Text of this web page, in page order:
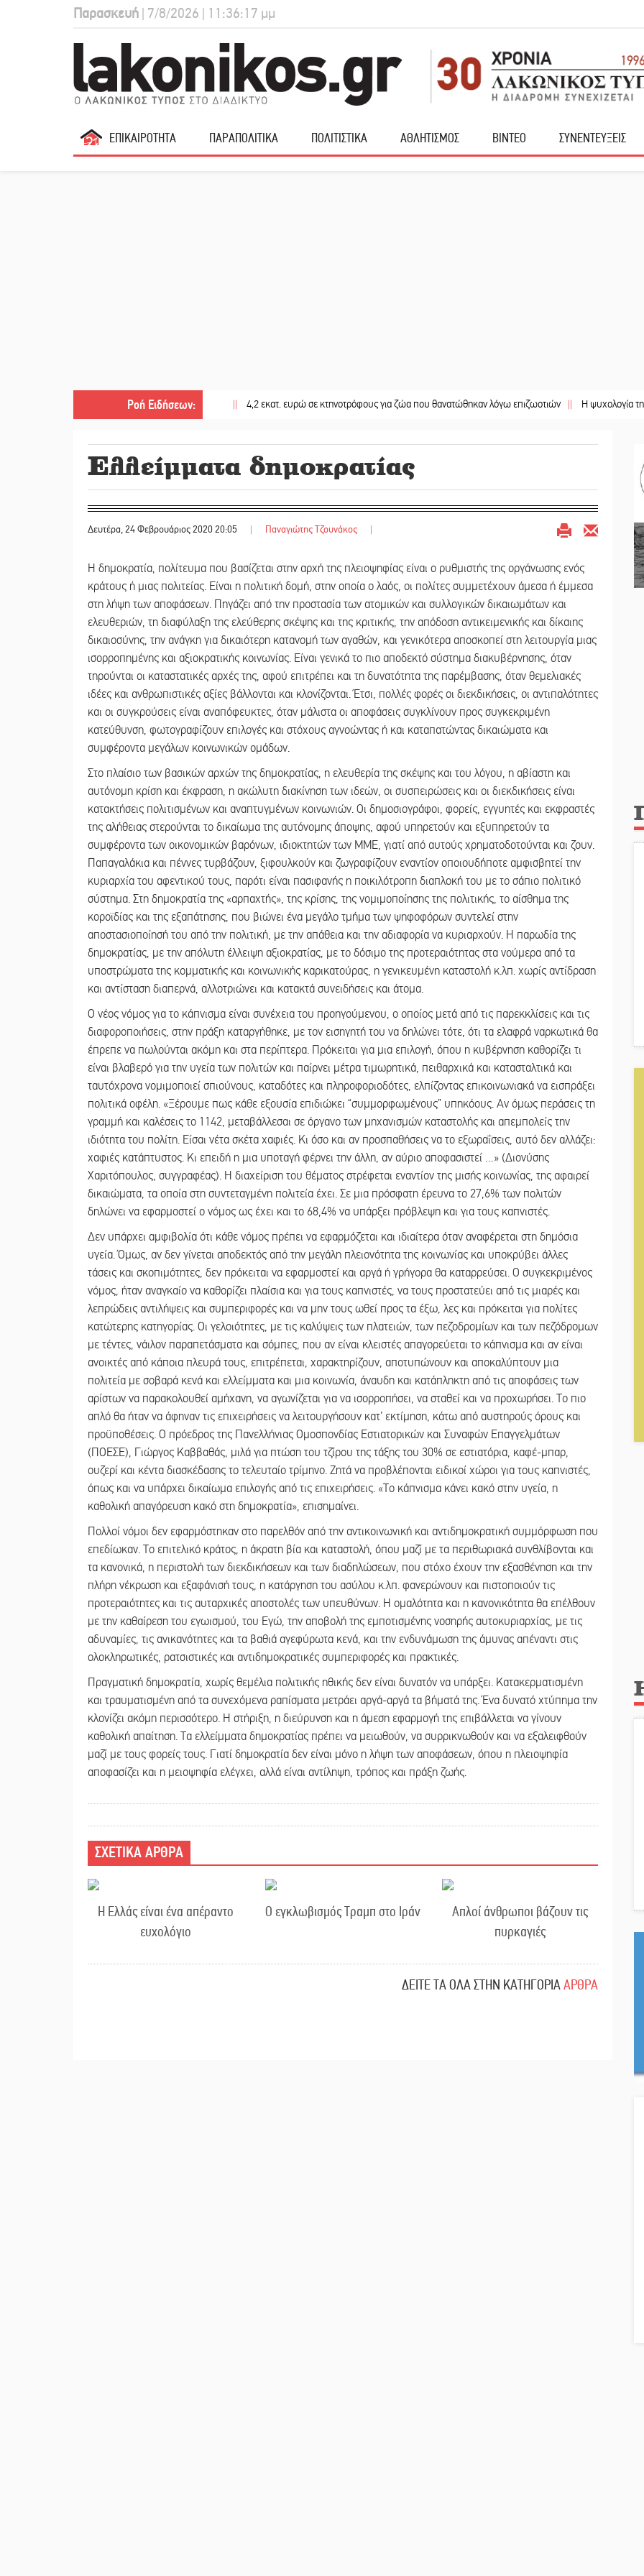
Παρασκευή | 7/8/2026 | 11:36:18 μμ
ΕΠΙΚΑΙΡΟΤΗΤΑ ΠΑΡΑΠΟΛΙΤΙΚΑ ΠΟΛΙΤΙΣΤΙΚΑ ΑΘΛΗΤΙΣΜΟΣ ΒΙΝΤΕΟ ΣΥΝΕΝΤΕΥΞΕΙΣ
Ροή Ειδήσεων:
|| 4,2 εκατ. ευρώ σε κτηνοτρόφους για ζώα που θανατώθηκαν λόγω επιζωοτιών || Η ψυχολογία της
Ελλείμματα δημοκρατίας
Δευτέρα, 24 Φεβρουάριος 2020 20:05 | Παναγιώτης Τζουνάκος |
Η δημοκρατία, πολίτευμα που βασίζεται στην αρχή της πλειοψηφίας είναι ο ρυθμιστής της οργάνωσης ενός
κράτους ή μιας πολιτείας. Είναι η πολιτική δομή, στην οποία ο λαός, οι πολίτες συμμετέχουν άμεσα ή έμμεσα
στη λήψη των αποφάσεων. Πηγάζει από την προστασία των ατομικών και συλλογικών δικαιωμάτων και
ελευθεριών, τη διαφύλαξη της ελεύθερης σκέψης και της κριτικής, την απόδοση αντικειμενικής και δίκαιης
δικαιοσύνης, την ανάγκη για δικαιότερη κατανομή των αγαθών, και γενικότερα αποσκοπεί στη λειτουργία μιας
ισορροπημένης και αξιοκρατικής κοινωνίας. Είναι γενικά το πιο αποδεκτό σύστημα διακυβέρνησης, όταν
τηρούνται οι καταστατικές αρχές της, αφού επιτρέπει και τη δυνατότητα της παρέμβασης, όταν θεμελιακές
ιδέες και ανθρωπιστικές αξίες βάλλονται και κλονίζονται. Έτσι, πολλές φορές οι διεκδικήσεις, οι αντιπαλότητες
και οι συγκρούσεις είναι αναπόφευκτες, όταν μάλιστα οι αποφάσεις συγκλίνουν προς συγκεκριμένη
κατεύθυνση, φωτογραφίζουν επιλογές και στόχους αγνοώντας ή και καταπατώντας δικαιώματα και
συμφέροντα μεγάλων κοινωνικών ομάδων.
Στο πλαίσιο των βασικών αρχών της δημοκρατίας, η ελευθερία της σκέψης και του λόγου, η αβίαστη και
αυτόνομη κρίση και έκφραση, η ακώλυτη διακίνηση των ιδεών, οι συσπειρώσεις και οι διεκδικήσεις είναι
κατακτήσεις πολιτισμένων και αναπτυγμένων κοινωνιών. Οι δημοσιογράφοι, φορείς, εγγυητές και εκφραστές
της αλήθειας στερούνται το δικαίωμα της αυτόνομης άποψης, αφού υπηρετούν και εξυπηρετούν τα
συμφέροντα των οικονομικών βαρόνων, ιδιοκτητών των ΜΜΕ, γιατί από αυτούς χρηματοδοτούνται και ζουν.
Παπαγαλάκια και πέννες τυρβάζουν, ξιφουλκούν και ζωγραφίζουν εναντίον οποιουδήποτε αμφισβητεί την
κυριαρχία του αφεντικού τους, παρότι είναι πασιφανής η ποικιλότροπη διαπλοκή του με το σάπιο πολιτικό
σύστημα. Στη δημοκρατία της «αρπαχτής», της κρίσης, της νομιμοποίησης της πολιτικής, το αίσθημα της
κοροϊδίας και της εξαπάτησης, που βιώνει ένα μεγάλο τμήμα των ψηφοφόρων συντελεί στην
αποστασιοποίησή του από την πολιτική, με την απάθεια και την αδιαφορία να κυριαρχούν. Η παρωδία της
δημοκρατίας, με την απόλυτη έλλειψη αξιοκρατίας, με το δόσιμο της προτεραιότητας στα νούμερα από τα
υποστρώματα της κομματικής και κοινωνικής καρικατούρας, η γενικευμένη καταστολή κ.λπ. χωρίς αντίδραση
και αντίσταση διαπερνά, αλλοτριώνει και κατακτά συνειδήσεις και άτομα.
Ο νέος νόμος για το κάπνισμα είναι συνέχεια του προηγούμενου, ο οποίος μετά από τις παρεκκλίσεις και τις
διαφοροποιήσεις, στην πράξη καταργήθηκε, με τον εισηγητή του να δηλώνει τότε, ότι τα ελαφρά ναρκωτικά θα
έπρεπε να πωλούνται ακόμη και στα περίπτερα. Πρόκειται για μια επιλογή, όπου η κυβέρνηση καθορίζει τι
είναι βλαβερό για την υγεία των πολιτών και παίρνει μέτρα τιμωρητικά, πειθαρχικά και κατασταλτικά και
ταυτόχρονα νομιμοποιεί σπιούνους, καταδότες και πληροφοριοδότες, ελπίζοντας επικοινωνιακά να εισπράξει
πολιτικά οφέλη. «Ξέρουμε πως κάθε εξουσία επιδιώκει “συμμορφωμένους” υπηκόους. Αν όμως περάσεις τη
γραμμή και καλέσεις το 1142, μεταβάλλεσαι σε όργανο των μηχανισμών καταστολής και απεμπολείς την
ιδιότητα του πολίτη. Είσαι νέτα σκέτα χαφιές. Κι όσο και αν προσπαθήσεις να το εξωραΐσεις, αυτό δεν αλλάζει:
χαφιές κατάπτυστος. Κι επειδή η μια υποταγή φέρνει την άλλη, αν αύριο αποφασιστεί …» (Διονύσης
Χαριτόπουλος, συγγραφέας). Η διαχείριση του θέματος στρέφεται εναντίον της μισής κοινωνίας, της αφαιρεί
δικαιώματα, τα οποία στη συντεταγμένη πολιτεία έχει. Σε μια πρόσφατη έρευνα το 27,6% των πολιτών
δηλώνει να εφαρμοστεί ο νόμος ως έχει και το 68,4% να υπάρξει πρόβλεψη και για τους καπνιστές.
Δεν υπάρχει αμφιβολία ότι κάθε νόμος πρέπει να εφαρμόζεται και ιδιαίτερα όταν αναφέρεται στη δημόσια
υγεία. Όμως, αν δεν γίνεται αποδεκτός από την μεγάλη πλειονότητα της κοινωνίας και υποκρύβει άλλες
τάσεις και σκοπιμότητες, δεν πρόκειται να εφαρμοστεί και αργά ή γρήγορα θα καταρρεύσει. Ο συγκεκριμένος
νόμος, ήταν αναγκαίο να καθορίζει πλαίσια και για τους καπνιστές, να τους προστατεύει από τις μιαρές και
λεπρώδεις αντιλήψεις και συμπεριφορές και να μην τους ωθεί προς τα έξω, λες και πρόκειται για πολίτες
κατώτερης κατηγορίας. Οι γελοιότητες, με τις καλύψεις των πλατειών, των πεζοδρομίων και των πεζόδρομων
με τέντες, νάιλον παραπετάσματα και σόμπες, που αν είναι κλειστές απαγορεύεται το κάπνισμα και αν είναι
ανοικτές από κάποια πλευρά τους, επιτρέπεται, χαρακτηρίζουν, αποτυπώνουν και αποκαλύπτουν μια
πολιτεία με σοβαρά κενά και ελλείμματα και μια κοινωνία, άναυδη και κατάπληκτη από τις αποφάσεις των
αρίστων να παρακολουθεί αμήχανη, να αγωνίζεται για να ισορροπήσει, να σταθεί και να προχωρήσει. Το πιο
απλό θα ήταν να άφηναν τις επιχειρήσεις να λειτουργήσουν κατ’ εκτίμηση, κάτω από αυστηρούς όρους και
προϋποθέσεις. Ο πρόεδρος της Πανελλήνιας Ομοσπονδίας Εστιατορικών και Συναφών Επαγγελμάτων
(ΠΟΕΣΕ), Γιώργος Καββαθάς, μιλά για πτώση του τζίρου της τάξης του 30% σε εστιατόρια, καφέ-μπαρ,
ουζερί και κέντα διασκέδασης το τελευταίο τρίμηνο. Ζητά να προβλέπονται ειδικοί χώροι για τους καπνιστές,
όπως και να υπάρχει δικαίωμα επιλογής από τις επιχειρήσεις. «Το κάπνισμα κάνει κακό στην υγεία, η
καθολική απαγόρευση κακό στη δημοκρατία», επισημαίνει.
Πολλοί νόμοι δεν εφαρμόστηκαν στο παρελθόν από την αντικοινωνική και αντιδημοκρατική συμμόρφωση που
επεδίωκαν. Το επιτελικό κράτος, η άκρατη βία και καταστολή, όπου μαζί με τα περιθωριακά συνθλίβονται και
τα κανονικά, η περιστολή των διεκδικήσεων και των διαδηλώσεων, που στόχο έχουν την εξασθένηση και την
πλήρη νέκρωση και εξαφάνισή τους, η κατάργηση του ασύλου κ.λπ. φανερώνουν και πιστοποιούν τις
προτεραιότητες και τις αυταρχικές αποστολές των υπευθύνων. Η ομαλότητα και η κανονικότητα θα επέλθουν
με την καθαίρεση του εγωισμού, του Εγώ, την αποβολή της εμποτισμένης νοσηρής αυτοκυριαρχίας, με τις
αδυναμίες, τις ανικανότητες και τα βαθιά αγεφύρωτα κενά, και την ενδυνάμωση της άμυνας απέναντι στις
ολοκληρωτικές, ρατσιστικές και αντιδημοκρατικές συμπεριφορές και πρακτικές.
Πραγματική δημοκρατία, χωρίς θεμέλια πολιτικής ηθικής δεν είναι δυνατόν να υπάρξει. Κατακερματισμένη
και τραυματισμένη από τα συνεχόμενα ραπίσματα μετράει αργά-αργά τα βήματά της. Ένα δυνατό χτύπημα την
κλονίζει ακόμη περισσότερο. Η στήριξη, η διεύρυνση και η άμεση εφαρμογή της επιβάλλεται να γίνουν
καθολική απαίτηση. Τα ελλείμματα δημοκρατίας πρέπει να μειωθούν, να συρρικνωθούν και να εξαλειφθούν
μαζί με τους φορείς τους. Γιατί δημοκρατία δεν είναι μόνο η λήψη των αποφάσεων, όπου η πλειοψηφία
αποφασίζει και η μειοψηφία ελέγχει, αλλά είναι αντίληψη, τρόπος και πράξη ζωής.
ΣΧΕΤΙΚΑ ΑΡΘΡΑ
Η Ελλάς είναι ένα απέραντο
ευχολόγιο
Ο εγκλωβισμός Τραμπ στο Ιράν
Απλοί άνθρωποι βάζουν τις
πυρκαγιές
ΔΕΙΤΕ ΤΑ ΟΛΑ ΣΤΗΝ ΚΑΤΗΓΟΡΙΑΑΡΘΡΑ